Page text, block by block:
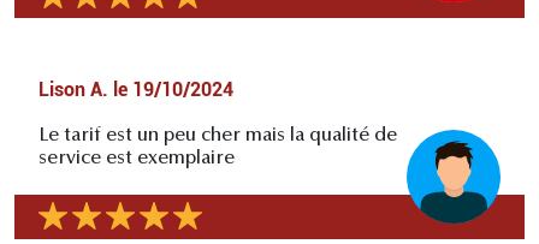
Lison A. le 19/10/2024
Le tarif est un peu cher mais la qualité de
service est exemplaire